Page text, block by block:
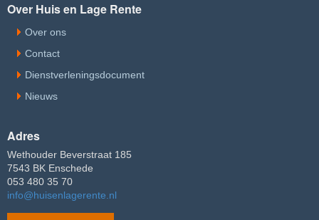
Over Huis en Lage Rente
Over ons
Contact
Dienstverleningsdocument
Nieuws
Adres
Wethouder Beverstraat 185
7543 BK Enschede
053 480 35 70
info@huisenlagerente.nl